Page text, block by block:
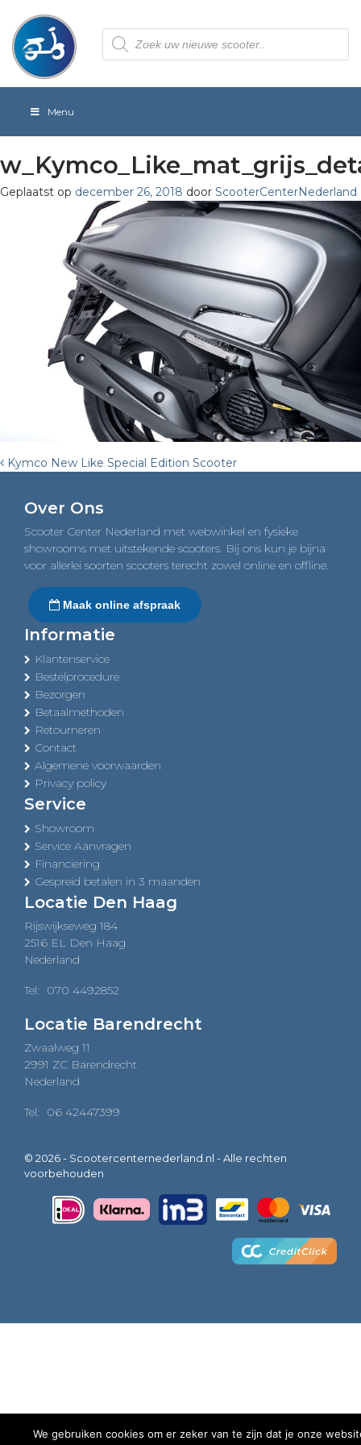
Producten
zoeken
Menu
Geplaatst op december 26, 2018 door ScooterCenterNederland
Post
navigation
Kymco New Like Special Edition Scooter
Over Ons
Scooter Center Nederland met webwinkel en fysieke
showrooms met uitstekende scooters. Bij ons kun je bijna
voor allerlei soorten scooters terecht zowel online en offline.
Maak online afspraak
Informatie
Klantenservice
Bestelprocedure
Bezorgen
Betaalmethoden
Retourneren
Contact
Algemene voorwaarden
Privacy policy
Service
Showroom
Service Aanvragen
Financiering
Gespreid betalen in 3 maanden
Locatie Den Haag
Rijswijkseweg 184
2516 EL Den Haag
Nederland
Tel: 070 4492852
Locatie Barendrecht
Zwaalweg 11
2991 ZC Barendrecht
Nederland
Tel: 06 42447399
© 2026 - Scootercenternederland.nl - Alle rechten
voorbehouden
We gebruiken cookies om er zeker van te zijn dat je onze